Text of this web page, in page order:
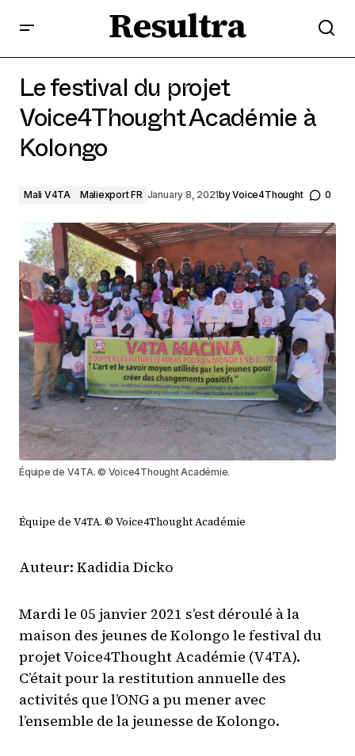
Resultra
Kolongo
Le festival du projet
Voice4Thought Académie à
Kolongo
Mali V4TA Maliexport FR January 8, 2021byVoice4Thought 0
Équipe de V4TA. © Voice4Thought Académie.
Équipe de V4TA. © Voice4Thought Académie
Auteur: Kadidia Dicko
Mardi le 05 janvier 2021 s’est déroulé à la
maison des jeunes de Kolongo le festival du
projet Voice4Thought Académie (V4TA).
C’était pour la restitution annuelle des
activités que l’ONG a pu mener avec
l’ensemble de la jeunesse de Kolongo.